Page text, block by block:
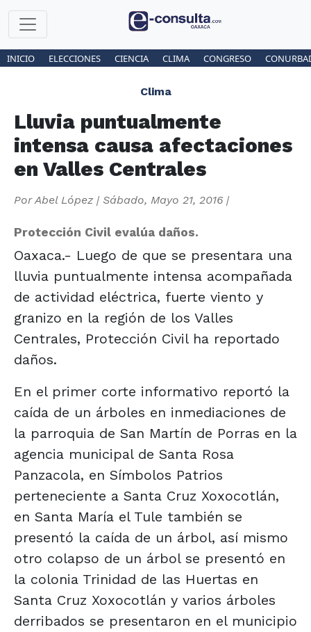
INICIO ELECCIONES CIENCIA CLIMA CONGRESO
Clima
Lluvia puntualmente
intensa causa afectaciones
en Valles Centrales
PorAbel López | Sábado, Mayo 21, 2016 |
Protección Civil evalúa daños.
Oaxaca.- Luego de que se presentara una
lluvia puntualmente intensa acompañada
de actividad eléctrica, fuerte viento y
granizo en la región de los Valles
Centrales, Protección Civil ha reportado
daños.
En el primer corte informativo reportó la
caída de un árboles en inmediaciones de
la parroquia de San Martín de Porras en la
agencia municipal de Santa Rosa
Panzacola, en Símbolos Patrios
perteneciente a Santa Cruz Xoxocotlán,
en Santa María el Tule también se
presentó la caída de un árbol, así mismo
otro colapso de un árbol se presentó en
la colonia Trinidad de las Huertas en
Santa Cruz Xoxocotlán y varios árboles
derribados se presentaron en el municipio